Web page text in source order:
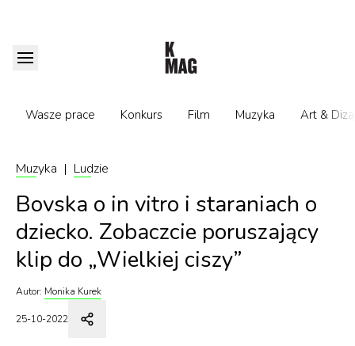
Wasze prace Konkurs Film Muzyka Art &
Muzyka | Ludzie
Bovska o in vitro i staraniach o
dziecko. Zobaczcie poruszający
klip do „Wielkiej ciszy”
Autor: Monika Kurek
25-10-2022